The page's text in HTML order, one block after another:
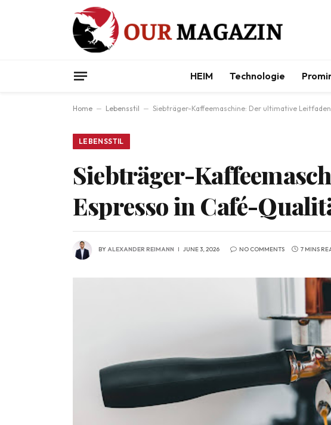
HEIM Technologie
Home – Lebensstil – Siebträger-Kaffeemaschine: Der ultimative
LEBENSSTIL
Siebträger-
Espresso in Café-
BYALEXANDER REIMANN JUNE 3, 2026 NO COMMENTS 7 MINS